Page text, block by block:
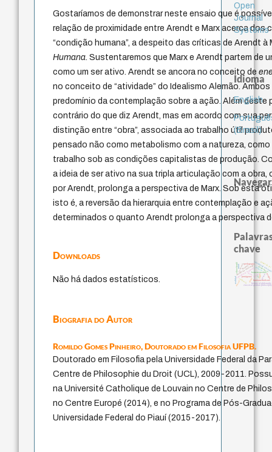
Gostaríamos de demonstrar neste ensaio que é
relação de proximidade entre Arendt e Marx acerca dos
“condição humana”, a despeito das críticas de Arendt à
Humana . Sustentaremos que Marx e Arendt partem de
como um ser ativo. Arendt se ancora no conceito de
no conceito de “atividade” do Idealismo Alemão.
predomínio da contemplação sobre a ação. Além deste
contrário do que diz Arendt, mas em acordo com sua
distinção entre “obra”, associada ao trabalho útil
pensado não como metabolismo com a natureza,
trabalho sob as condições capitalistas de produção.
a ideia de ser ativo na sua tripla articulação com a
por Arendt, prolonga a perspectiva de Marx. Sob esta
isto é, a reversão da hierarquia entre contemplação e
determinados o quanto Arendt prolonga a perspectiva
Downloads
Não há dados estatísticos.
Biografia do Autor
Romildo Gomes Pinheiro,Doutorado em Filosofia UFPB.
Doutorado em Filosofia pela Universidade Federal da
Centre de Philosophie du Droit (UCL), 2009-2011.
na Université Catholique de Louvain no Centre de
no Centre Europé (2014), e no Programa de Pós-
Universidade Federal do Piauí (2015-2017).
Open
Journal
Systems
Idioma
English
(Brasil)
Navegar
chave
fundamentalismo
jacobi
protágoras
experiência temporal
metafísica do tempo
género
idade
intolerância
history of philosophy
classical german philosophy
identidade
homem-medida
j.c.m. neto palavra
perdón
leyes
violencia
logos
pedagogia
lei
desejo
papel da lei
therapy
viktor frankl
realidad